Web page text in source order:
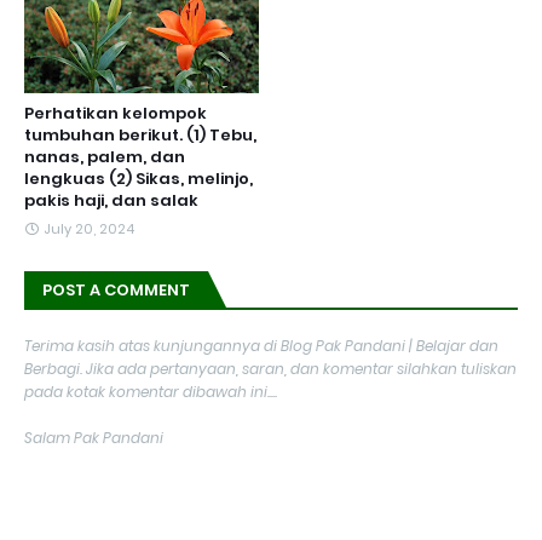
Perhatikan kelompok
tumbuhan berikut. (1) Tebu,
nanas, palem, dan
lengkuas (2) Sikas, melinjo,
pakis haji, dan salak
July 20, 2024
POST A COMMENT
Terima kasih atas kunjungannya di Blog Pak Pandani | Belajar dan
Berbagi. Jika ada pertanyaan, saran, dan komentar silahkan tuliskan
pada kotak komentar dibawah ini....
Salam Pak Pandani